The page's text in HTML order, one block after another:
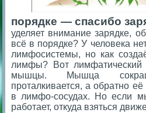
порядке — спасибо
уделяет внимание зарядке,
всё в порядке? У человека
лимфосистемы, но как
лимфы? Вот лимфатический
мышцы. Мышца
проталкивается, а обратно
в лимфо-сосудах. Но если
работает, откуда взяться